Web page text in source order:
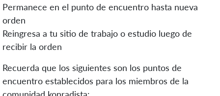
Permanece en el punto de encuentro hasta nueva
orden
Reingresa a tu sitio de trabajo o estudio luego de
recibir la orden
Recuerda que los siguientes son los puntos de
encuentro establecidos para los miembros de la